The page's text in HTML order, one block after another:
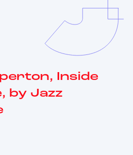
Inside
by Jazz